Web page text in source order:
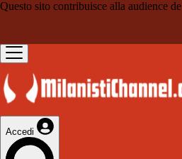
Questo sito contribuisce alla audience de
Accedi